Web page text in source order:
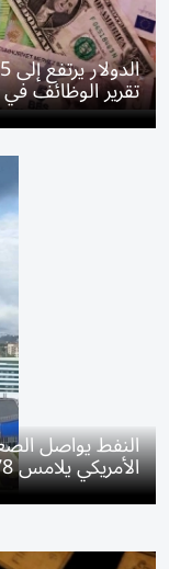
تقرير الوظائف في
الأمريكي يلامس 78